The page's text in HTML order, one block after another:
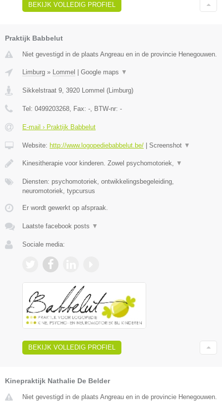
BEKIJK VOLLEDIG PROFIEL
Praktijk Babbelut
Niet gevestigd in de plaats Angreau en in de provincie Henegouwen.
Limburg » Lommel Google maps ▼
Sikkelstraat 9 3920 Lommel ( Limburg)
Tel: 0499203268 , Fax: - , BTW-nr: -
E-mail › Praktijk Babbelut
Website: http://www.logopediebabbelut.be/ Screenshot ▼
Kinesitherapie voor kinderen. Zowel psychomotoriek, ▼
Diensten: psychomotoriek, ontwikkelingsbegeleiding,
neuromotoriek, typcursus
Er wordt gewerkt op afspraak.
Laatste facebook posts ▼
Sociale media:
BEKIJK VOLLEDIG PROFIEL
Kinepraktijk Nathalie De Belder
Niet gevestigd in de plaats Angreau en in de provincie Henegouwen.